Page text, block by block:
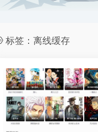
标签：离线缓存